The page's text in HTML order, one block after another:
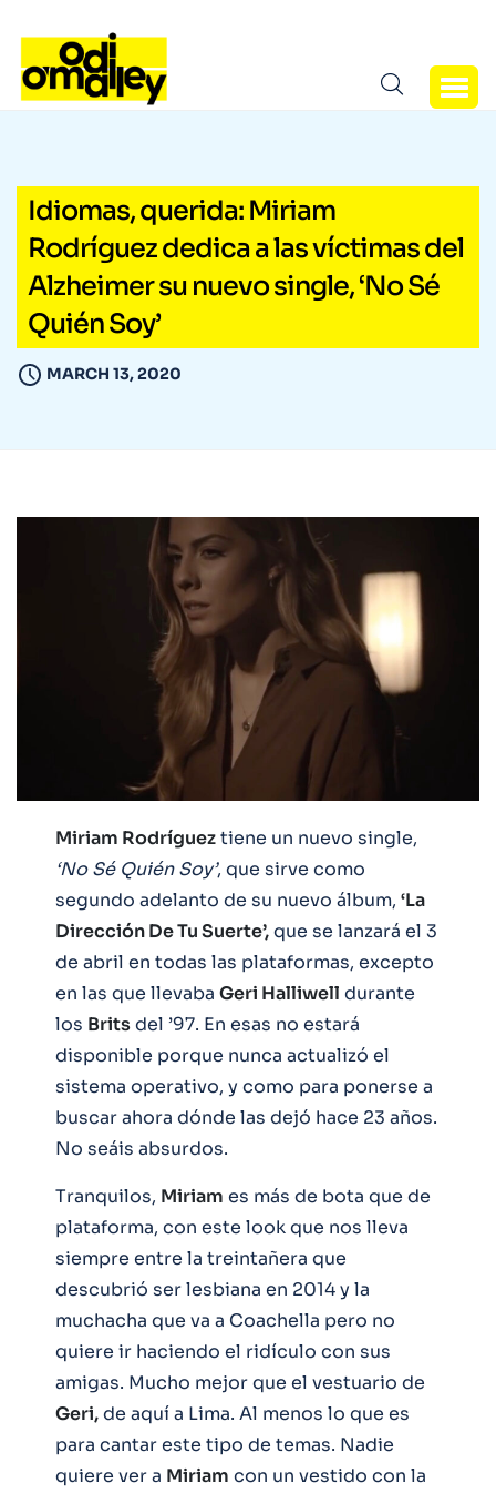
Idiomas, querida: Miriam
Rodríguez dedica a las víctimas del
Alzheimer su nuevo single, ‘No Sé
Quién Soy’
MARCH 13, 2020
Miriam Rodrígueztiene un nuevo single,
‘No Sé Quién Soy’, que sirve como
segundo adelanto de su nuevo álbum, ‘La
Dirección De Tu Suerte’,que se lanzará el 3
de abril en todas las plataformas, excepto
en las que llevaba Geri Halliwell durante
los Britsdel ’97. En esas no estará
disponible porque nunca actualizó el
sistema operativo, y como para ponerse a
buscar ahora dónde las dejó hace 23 años.
No seáis absurdos.
Tranquilos, Miriam es más de bota que de
plataforma, con este look que nos lleva
siempre entre la treintañera que
descubrió ser lesbiana en 2014 y la
muchacha que va a Coachella pero no
quiere ir haciendo el ridículo con sus
amigas. Mucho mejor que el vestuario de
Geri,de aquí a Lima. Al menos lo que es
para cantar este tipo de temas. Nadie
quiere ver a Miriam con un vestido con la